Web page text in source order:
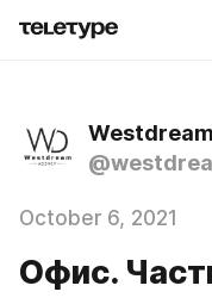
Westdream
October 6, 2021
Офис.